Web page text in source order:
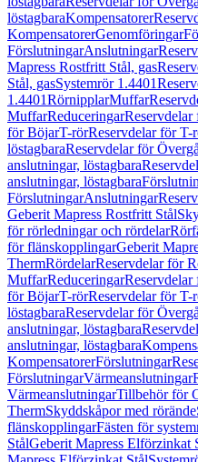
löstagbaraKompensatorer
KompensatorerGenomföringar
FörslutningarAnslutningar
Mapress Rostfritt Stål, gas
Stål, gasSystemrör 1.4401
1.4401RörnipplarMuffar
MuffarReduceringarReservdelar
för BöjarT-rörReservdelar för T-
löstagbaraReservdelar för
anslutningar, löstagbara
anslutningar, löstagbara
FörslutningarAnslutningar
Geberit Mapress Rostfritt Stål
för rörledningar och rördelar
för flänskopplingarGeberit
ThermRördelarReservdelar för
MuffarReduceringarReservdelar
för BöjarT-rörReservdelar för T-
löstagbaraReservdelar för
anslutningar, löstagbara
anslutningar, löstagbara
KompensatorerFörslutningar
FörslutningarVärmeanslutningar
VärmeanslutningarTillbehör för
ThermSkyddskåpor med rörände
flänskopplingarFästen för
StålGeberit Mapress Elförzinkat